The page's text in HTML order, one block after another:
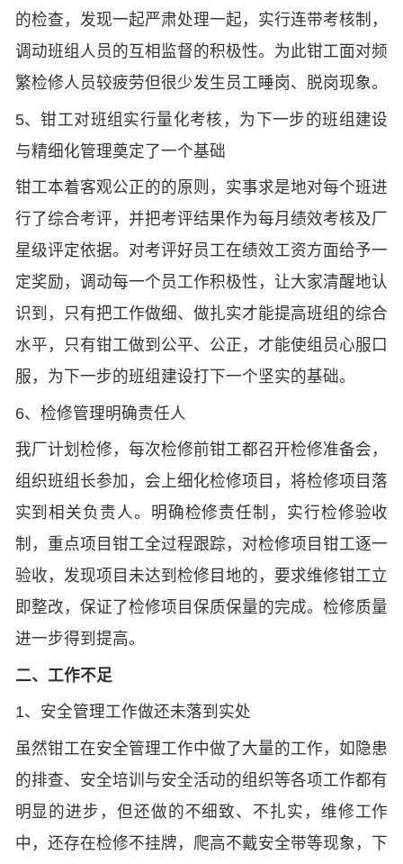
的检查，发现一起严肃处理一起，实行连带考核制，
调动班组人员的互相监督的积极性。为此钳工面对频
繁检修人员较疲劳但很少发生员工睡岗、脱岗现象。
5、钳工对班组实行量化考核，为下一步的班组建设
与精细化管理奠定了一个基础
钳工本着客观公正的的原则，实事求是地对每个班进
行了综合考评，并把考评结果作为每月绩效考核及厂
星级评定依据。对考评好员工在绩效工资方面给予一
定奖励，调动每一个员工作积极性，让大家清醒地认
识到，只有把工作做细、做扎实才能提高班组的综合
水平，只有钳工做到公平、公正，才能使组员心服口
服，为下一步的班组建设打下一个坚实的基础。
6、检修管理明确责任人
我厂计划检修，每次检修前钳工都召开检修准备会，
组织班组长参加，会上细化检修项目，将检修项目落
实到相关负责人。明确检修责任制，实行检修验收
制，重点项目钳工全过程跟踪，对检修项目钳工逐一
验收，发现项目未达到检修目地的，要求维修钳工立
即整改，保证了检修项目保质保量的完成。检修质量
进一步得到提高。
二、工作不足
1、安全管理工作做还未落到实处
虽然钳工在安全管理工作中做了大量的工作，如隐患
的排查、安全培训与安全活动的组织等各项工作都有
明显的进步，但还做的不细致、不扎实，维修工作
中，还存在检修不挂牌，爬高不戴安全带等现象，下